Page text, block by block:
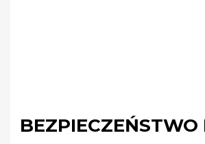
BEZPIECZEŃSTWO